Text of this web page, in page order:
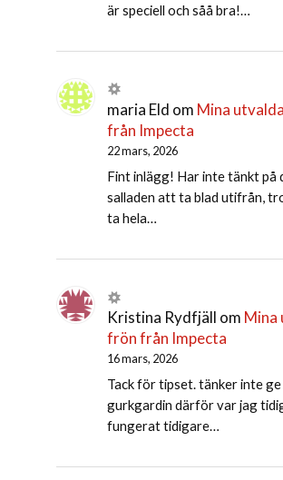
är speciell och såå bra!…
maria Eld om Mina
från Impecta
22 mars, 2026
Fint inlägg! Har inte tänkt på
salladen att ta blad utifrån,
ta hela…
Kristina Rydfjäll om Mina
frön från Impecta
16 mars, 2026
Tack för tipset. tänker inte
gurkgardin därför var jag
fungerat tidigare…